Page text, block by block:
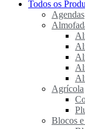
Todos os
Agendas
Agrícola
Blocos